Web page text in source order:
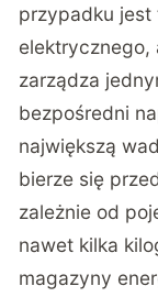
przypadku jest
elektrycznego,
zarządza
bezpośredni
największą
bierze się
zależnie od
nawet kilka
magazyny